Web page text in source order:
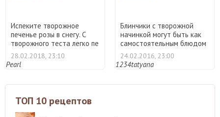
Испеките творожное
печенье розы в снегу. С
творожного теста легко пе
...
28.02.2018, 23:10
Pearl
Блинчики с творожной
начинкой могут быть как
самостоятельным блюдом
...
24.02.2016, 23:00
1234tatyana
ТОП 10 рецептов